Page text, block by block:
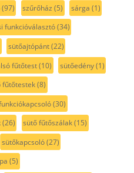
(97) szűrőház (5) sárga (1)
funkcióválasztó(34)
sütőajtópánt(22)
fűtőtest(10) sütőedény(1)
fűtőtestek(8)
(30)
(26) sütő fűtőszálak(15)
sütőkapcsoló(27)
(5)